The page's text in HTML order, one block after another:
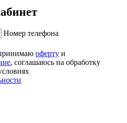
Номер телефона
оферту и
, соглашаюсь на обработку